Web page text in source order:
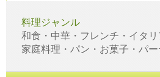
料理ジャンル
和食・中華・フレンチ・イタリ
家庭料理・パン・お菓子・パ